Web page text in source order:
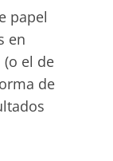
papel
en
el de
de